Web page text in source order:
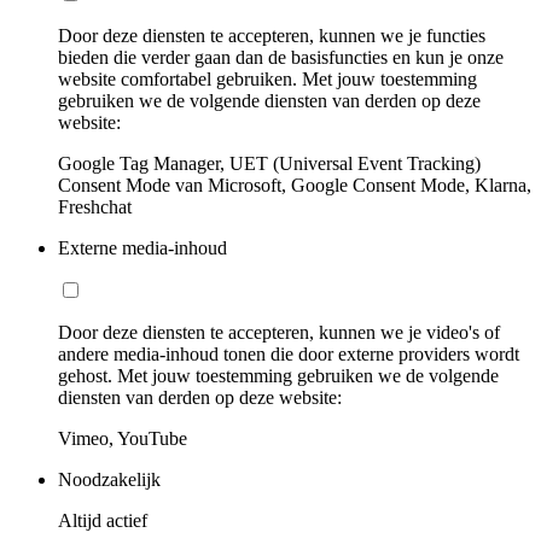
Door deze diensten te accepteren, kunnen we je functies
bieden die verder gaan dan de basisfuncties en kun je onze
website comfortabel gebruiken. Met jouw toestemming
gebruiken we de volgende diensten van derden op deze
website:
Google Tag Manager, UET (Universal Event Tracking)
Consent Mode van Microsoft, Google Consent Mode, Klarna,
Freshchat
Externe media-inhoud
Door deze diensten te accepteren, kunnen we je video's of
andere media-inhoud tonen die door externe providers wordt
gehost. Met jouw toestemming gebruiken we de volgende
diensten van derden op deze website:
Vimeo, YouTube
Noodzakelijk
Altijd actief